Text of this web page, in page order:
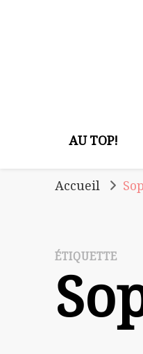
AU TOP!
Accueil
ÉTIQUETTE